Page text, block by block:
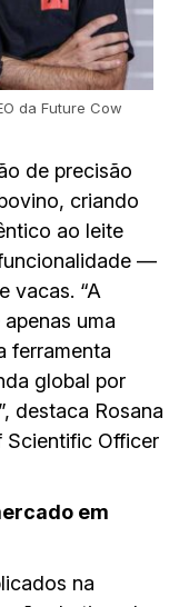
da Future Cow
de precisão
criando
ao leite
—
vacas. “A
uma
ferramenta
global por
destaca Rosana
Scientific Officer
em
na